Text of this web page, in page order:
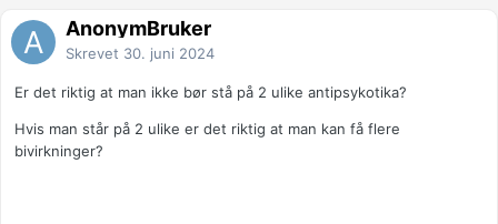
AnonymBruker
Skrevet 30. juni 2024
Er det riktig at man ikke bør stå på 2 ulike antipsykotika?
Hvis man står på 2 ulike er det riktig at man kan få flere
bivirkninger?